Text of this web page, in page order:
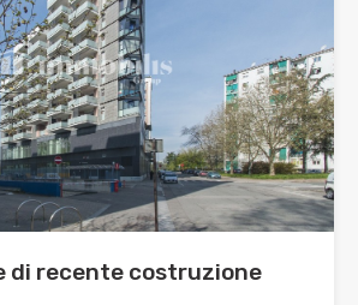
di recente costruzione